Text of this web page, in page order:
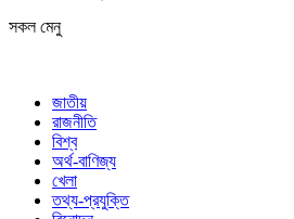
সকল মেনু
জাতীয়
রাজনীতি
বিশ্ব
অর্থ-বাণিজ্য
খেলা
তথ্য-প্রযুক্তি